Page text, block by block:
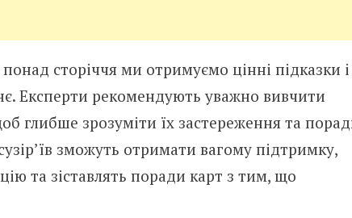
сторіччя ми отримуємо цінні підказки і
Експерти рекомендують уважно вивчити
глибше зрозуміти їх застереження та
зможуть отримати вагому підтримку,
та зіставлять поради карт з тим, що